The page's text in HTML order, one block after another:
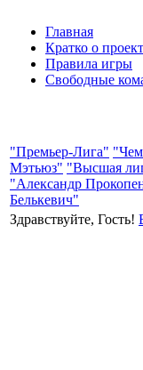
Главная
Кратко о
Правила игры
Свободные
"Премьер-Лига"
Мэтьюз" "Высшая
"Александр
Белькевич"
Здравствуйте, Гость!